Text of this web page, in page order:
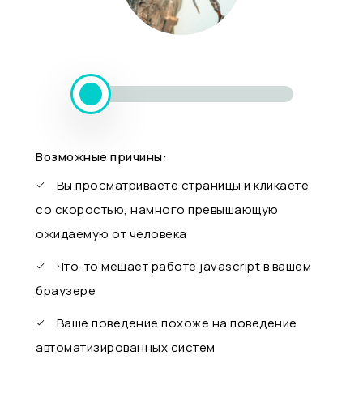
Возможные причины:
Вы просматриваете страницы и кликаете
со скоростью, намного превышающую
ожидаемую от человека
Что-то мешает работе javascript в вашем
браузере
Ваше поведение похоже на поведение
автоматизированных систем